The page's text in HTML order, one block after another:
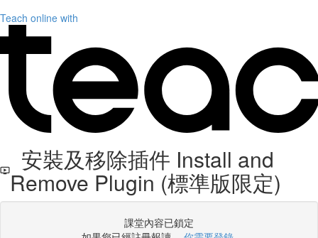
Teach online with
安裝及移除插件 Install and
Remove Plugin (標準版限定)
課堂內容已鎖定